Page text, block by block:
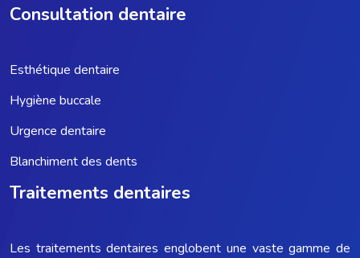
Consultation dentaire
Esthétique dentaire
Hygiène buccale
Urgence dentaire
Blanchiment des dents
Traitements dentaires
Les traitements dentaires englobent une vaste gamme de